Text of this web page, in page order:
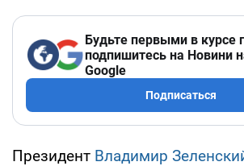
Будьте первыми в курсе
подпишитесь на Новини
Google
Подписаться
Президент Владимир